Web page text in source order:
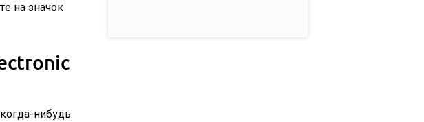
на значок
нибудь